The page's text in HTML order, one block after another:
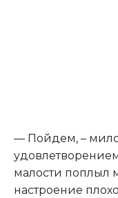
— Пойдем, – мило
малости поплыл
настроение